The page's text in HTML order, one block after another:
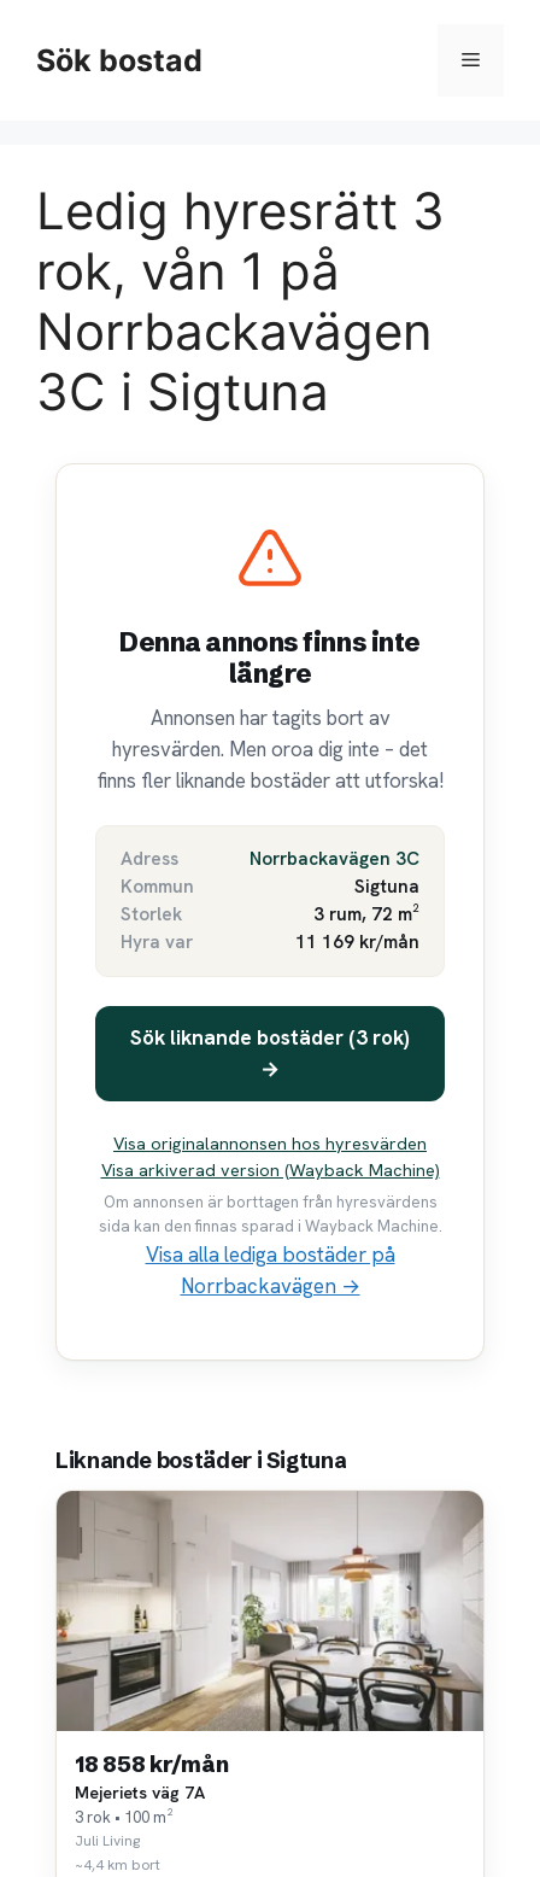
innehållSök bostad Meny
Ledig hyresrätt 3
rok, vån 1 på
Norrbackavägen
3C i Sigtuna
Denna annons finns inte
längre
Annonsen har tagits bort av
hyresvärden. Men oroa dig inte – det
finns fler liknande bostäder att utforska!
Adress
Norrbackavägen 3C
Kommun
Sigtuna
Storlek
3 rum, 72 m²
Hyra var
11 169 kr/mån
Sök liknande bostäder (3 rok)
→
Visa originalannonsen hos hyresvärden
Visa arkiverad version (Wayback Machine)
Om annonsen är borttagen från hyresvärdens
sida kan den finnas sparad i Wayback Machine.
Visa alla lediga bostäder på
Norrbackavägen →
Liknande bostäder i Sigtuna
18 858 kr/mån
Mejeriets väg 7A
3 rok • 100 m²
Juli Living
~4,4 km bort